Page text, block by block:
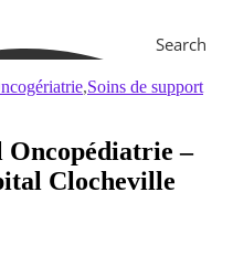
Search
Soins de support
Oncopédiatrie –
Clocheville